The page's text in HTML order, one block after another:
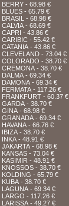
BERRY - 68.98 €
BLUES - 65.79 €
BRASIL - 68.98 €
CALVIA - 68.69 €
CAPRI - 43.86 €
CARIBIC - 55.42 €
CATANIA - 43.86 €
CLEVELAND - 73.04 €
COLORADO - 38.70 €
CREMONA - 38.70 €
DALMA - 69.34 €
DAMONA - 69.34 €
FERMATA - 117.26 €
FRANKFURT - 60.37 €
GARDA - 38.70 €
GINA - 68.98 €
GRANADA - 69.34 €
HAVANA - 66.76 €
IBIZA - 38.70 €
INKA - 48.91 €
JAKARTA - 68.98 €
KANSAS - 73.04 €
KASIMIR - 48.91 €
KNOSSOS - 38.70 €
KOLDING - 65.79 €
KUBA - 38.70 €
LAGUNA - 69.34 €
LARGO - 117.26 €
LARISSA - 49.27 €